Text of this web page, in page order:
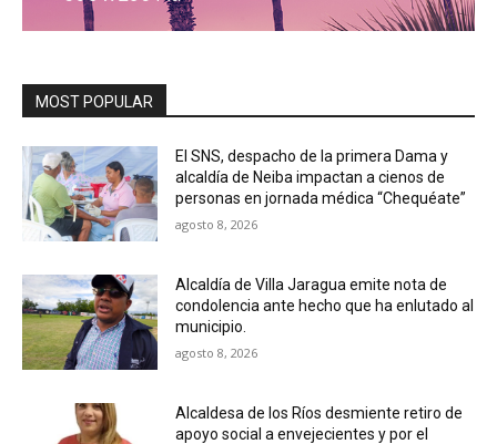
MOST POPULAR
El SNS, despacho de la primera Dama y
alcaldía de Neiba impactan a cienos de
personas en jornada médica “Chequéate”
agosto 8, 2026
Alcaldía de Villa Jaragua emite nota de
condolencia ante hecho que ha enlutado al
municipio.
agosto 8, 2026
Alcaldesa de los Ríos desmiente retiro de
apoyo social a envejecientes y por el